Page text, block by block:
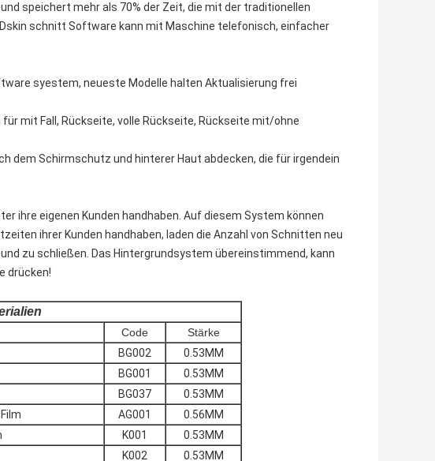
speichert mehr als 70% der Zeit, die mit der traditionellen
schnitt Software kann mit Maschine telefonisch, einfacher
syestem, neueste Modelle halten Aktualisierung frei
mit Fall, Rückseite, volle Rückseite, Rückseite mit/ohne
dem Schirmschutz und hinterer Haut abdecken, die für irgendein
ihre eigenen Kunden handhaben. Auf diesem System können
ihrer Kunden handhaben, laden die Anzahl von Schnitten neu
zu schließen. Das Hintergrundsystem übereinstimmend, kann
drücken!
Code
Stärke
BG002
0.53MM
BG001
0.53MM
BG037
0.53MM
AG001
0.56MM
K001
0.53MM
K002 0.53MM